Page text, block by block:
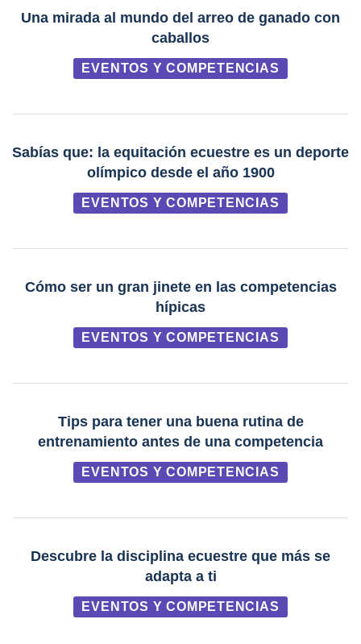
Una mirada al mundo del arreo de ganado con
caballos
EVENTOS Y COMPETENCIAS
Sabías que: la equitación ecuestre es un deporte
olímpico desde el año 1900
EVENTOS Y COMPETENCIAS
Cómo ser un gran jinete en las competencias
hípicas
EVENTOS Y COMPETENCIAS
Tips para tener una buena rutina de
entrenamiento antes de una competencia
EVENTOS Y COMPETENCIAS
Descubre la disciplina ecuestre que más se
adapta a ti
EVENTOS Y COMPETENCIAS